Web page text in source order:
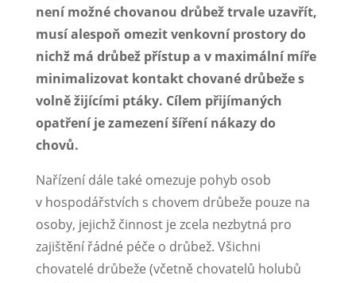
není možné chovanou drůbež trvale uzavřít,
musí alespoň omezit venkovní prostory do
nichž má drůbež přístup a v maximální míře
minimalizovat kontakt chované drůbeže s
volně žijícími ptáky. Cílem přijímaných
opatření je zamezení šíření nákazy do
chovů.
Nařízení dále také omezuje pohyb osob
v hospodářstvích s chovem drůbeže pouze na
osoby, jejichž činnost je zcela nezbytná pro
zajištění řádné péče o drůbež. Všichni
chovatelé drůbeže (včetně chovatelů holubů